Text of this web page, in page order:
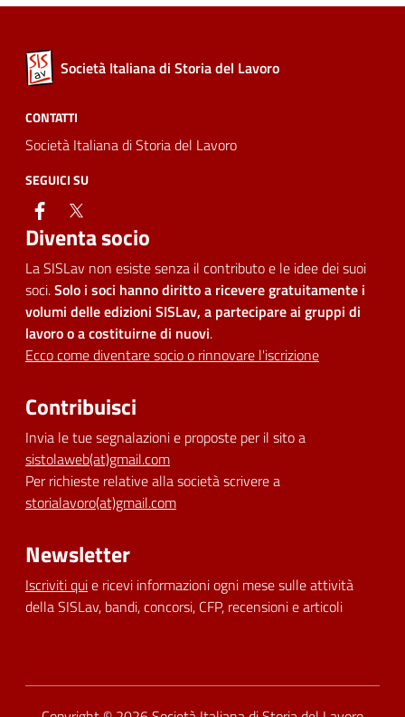
Società Italiana di Storia del Lavoro
CONTATTI
Società Italiana di Storia del Lavoro
SEGUICI SU
facebook
Diventa socio
La SISLav non esiste senza il contributo e le idee dei suoi
soci.Solo i soci hanno diritto a ricevere gratuitamente i
volumi delle edizioni SISLav, a partecipare ai gruppi di
lavoro o a costituirne di nuovi.
Ecco come diventare socio o rinnovare l'iscrizione
Contribuisci
Invia le tue segnalazioni e proposte per il sito a
sistolaweb(at)gmail.com
Per richieste relative alla società scrivere a
storialavoro(at)gmail.com
Newsletter
Iscriviti quie ricevi informazioni ogni mese sulle attività
della SISLav, bandi, concorsi, CFP, recensioni e articoli